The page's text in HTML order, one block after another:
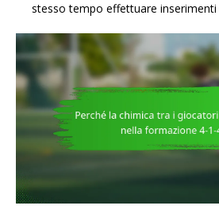
stesso tempo effettuare inserimenti